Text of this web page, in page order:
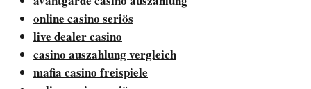
online casino seriös
live dealer casino
casino auszahlung vergleich
mafia casino freispiele